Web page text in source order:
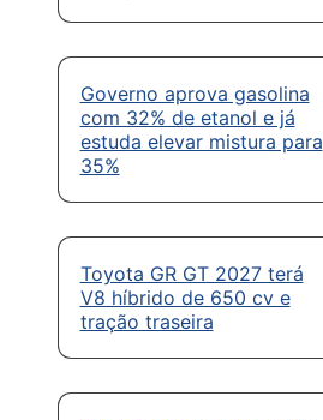
Governo aprova gasolina
com 32% de etanol e já
estuda elevar mistura para
35%
Toyota GR GT 2027 terá
V8 híbrido de 650 cv e
tração traseira